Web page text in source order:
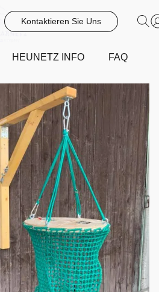
Kontaktieren Sie Uns
HEUNETZ INFO FAQ